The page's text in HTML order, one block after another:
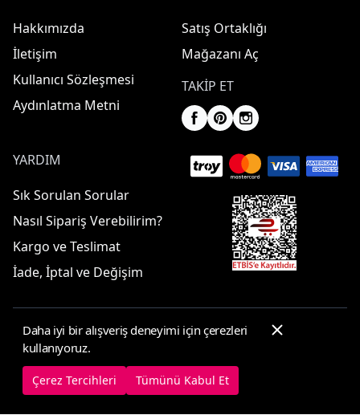
Hakkımızda
İletişim
Kullanıcı Sözleşmesi
Aydınlatma Metni
Satış Ortaklığı
Mağazanı Aç
TAKIP ET
YARDIM
Sık Sorulan Sorular
Nasıl Sipariş Verebilirim?
Kargo ve Teslimat
İade, İptal ve Değişim
© 2025 ElbiseBul -
Çerez Tercihleri Çerez Politikası
Daha iyi bir alışveriş deneyimi için çerezleri
kullanıyoruz.
Çerez Tercihleri Tümünü Kabul Et